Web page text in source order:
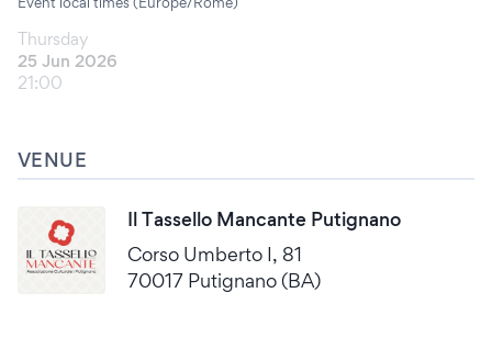
Thursday
25 Jun 2026
21:00
VENUE
Il Tassello Mancante Putignano
Corso Umberto I, 81
70017 Putignano (BA)